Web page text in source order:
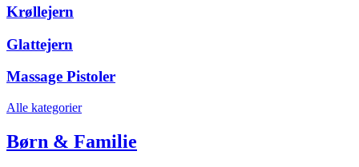
Krøllejern
Glattejern
Massage Pistoler
Alle kategorier
Børn & Familie